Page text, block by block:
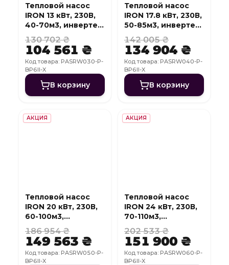
Тепловой насос
IRON 13 кВт, 230В,
40-70м3, инвертер,
с охлаждением,
WI-FI
130 702 ₴
104 561 ₴
Код товара: PASRW030-P-
BP6II-X
В корзину
Тепловой насос
IRON 17.8 кВт, 230В,
50-85м3, инвертер,
с охлаждением,
WI-FI
142 005 ₴
134 904 ₴
Код товара: PASRW040-P-
BP6II-X
В корзину
АКЦИЯ
Тепловой насос
IRON 20 кВт, 230В,
60-100м3,
инвертер, с
охлаждением, WI-
FI
186 954 ₴
149 563 ₴
Код товара: PASRW050-P-
BP6II-X
АКЦИЯ
Тепловой насос
IRON 24 кВт, 230В,
70-110м3,
инвертер, с
охлаждением, WI-
FI
202 533 ₴
151 900 ₴
Код товара: PASRW060-P-
BP6II-X